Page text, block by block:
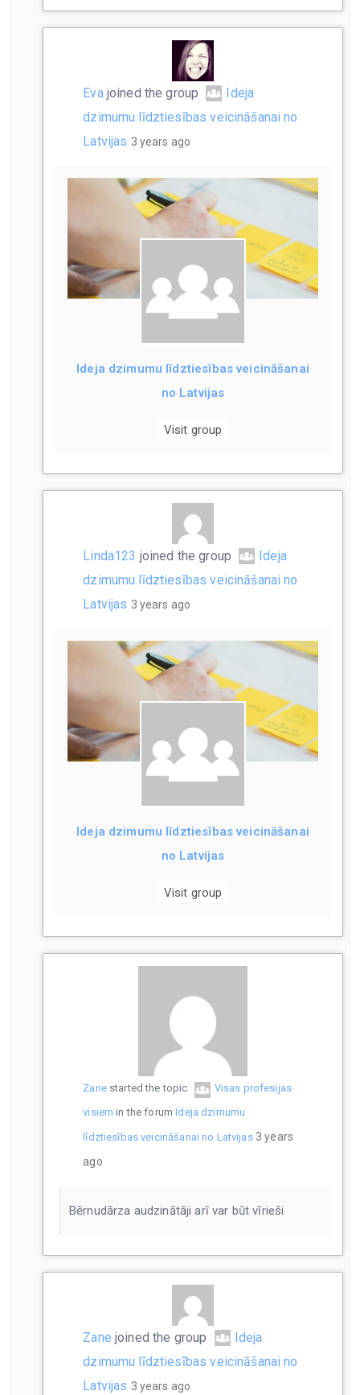
Evajoined the group
Ideja
dzimumu līdztiesības veicināšanai no
Latvijas 3 years ago
Ideja dzimumu līdztiesības veicināšanai
no Latvijas
Visit group
Linda123 joined the group
Ideja
dzimumu līdztiesības veicināšanai no
Latvijas 3 years ago
Ideja dzimumu līdztiesības veicināšanai
no Latvijas
Visit group
Zanestarted the topic
Visas profesijas
visiem in the forumIdeja dzimumu
līdztiesības veicināšanai no Latvijas 3 years
ago
Bērnudārza audzinātāji arī var būt vīrieši
Zane joined the group
Ideja
dzimumu līdztiesības veicināšanai no
Latvijas 3 years ago